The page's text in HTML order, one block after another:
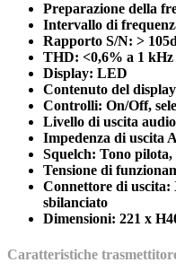
Preparazione della
Intervallo di
Rapporto S/N: >
THD: <0,6% a 1 kHz
Display: LED
Contenuto del
Controlli: On/Off,
Livello di uscita
Impedenza di uscita
Squelch: Tono pilota,
Tensione di
Connettore di
sbilanciato
Dimensioni: 221 x
Caratteristiche